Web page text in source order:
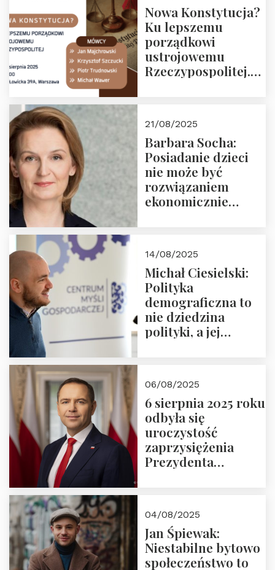
Nowa Konstytucja?
Ku lepszemu
porządkowi
ustrojowemu
Rzeczypospolitej.
Nowego
Ćwierćwiecza”
21/08/2025
Barbara Socha:
Posiadanie dzieci
nie może być
rozwiązaniem
ekonomicznie
14/08/2025
Michał Ciesielski:
Polityka
demograficzna to
nie dziedzina
polityki, a jej
06/08/2025
6 sierpnia 2025 roku
odbyła się
uroczystość
zaprzysiężenia
Prezydenta
Nawrockiego
04/08/2025
Jan Śpiewak:
Niestabilne bytowo
społeczeństwo to